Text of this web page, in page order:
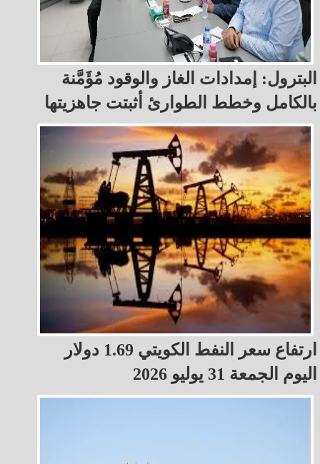
البترول: إمدادات الغاز والوقود مُؤَمَّنة
بالكامل وخطط الطوارئ أثبتت جاهزيتها
ارتفاع سعر النفط الكويتي 1.69 دولار
اليوم الجمعة 31 يوليو 2026